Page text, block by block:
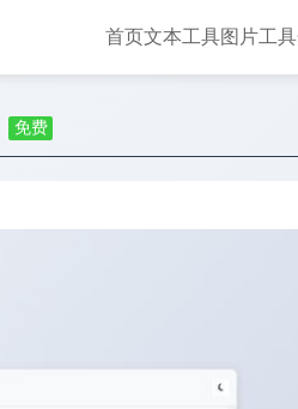
首页文本工具图片工具
免费